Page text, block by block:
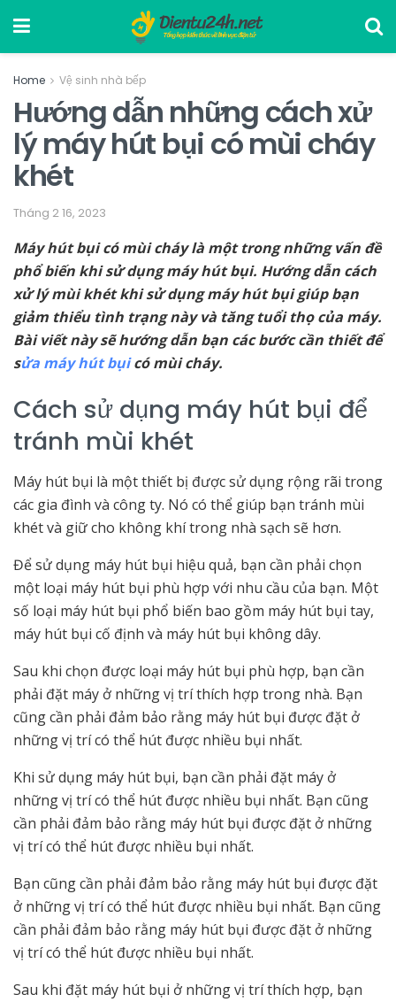
Home Vệ sinh nhà bếp
Hướng dẫn những cách xử
lý máy hút bụi có mùi cháy
khét
Tháng 2 16, 2023
Máy hút bụi có mùi cháy là một trong những vấn đề
phổ biến khi sử dụng máy hút bụi. Hướng dẫn cách
xử lý mùi khét khi sử dụng máy hút bụi giúp bạn
giảm thiểu tình trạng này và tăng tuổi thọ của máy.
Bài viết này sẽ hướng dẫn bạn các bước cần thiết để
sửa máy hút bụicó mùi cháy.
Cách sử dụng máy hút bụi để
tránh mùi khét
Máy hút bụi là một thiết bị được sử dụng rộng rãi trong
các gia đình và công ty. Nó có thể giúp bạn tránh mùi
khét và giữ cho không khí trong nhà sạch sẽ hơn.
Để sử dụng máy hút bụi hiệu quả, bạn cần phải chọn
một loại máy hút bụi phù hợp với nhu cầu của bạn. Một
số loại máy hút bụi phổ biến bao gồm máy hút bụi tay,
máy hút bụi cố định và máy hút bụi không dây.
Sau khi chọn được loại máy hút bụi phù hợp, bạn cần
phải đặt máy ở những vị trí thích hợp trong nhà. Bạn
cũng cần phải đảm bảo rằng máy hút bụi được đặt ở
những vị trí có thể hút được nhiều bụi nhất.
Khi sử dụng máy hút bụi, bạn cần phải đặt máy ở
những vị trí có thể hút được nhiều bụi nhất. Bạn cũng
cần phải đảm bảo rằng máy hút bụi được đặt ở những
vị trí có thể hút được nhiều bụi nhất.
Bạn cũng cần phải đảm bảo rằng máy hút bụi được đặt
ở những vị trí có thể hút được nhiều bụi nhất. Bạn cũng
cần phải đảm bảo rằng máy hút bụi được đặt ở những
vị trí có thể hút được nhiều bụi nhất.
Sau khi đặt máy hút bụi ở những vị trí thích hợp, bạn